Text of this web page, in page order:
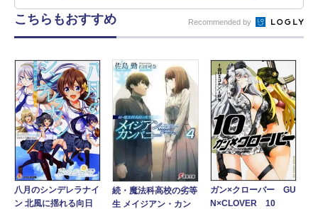
こちらもおすすめ Recommended by
八月のシンデレラナイ
ン 北風に揺れる向日
続・魔法科高校の劣等
生 メイジアン・カン
ガン×クローバー GU
N×CLOVER 10